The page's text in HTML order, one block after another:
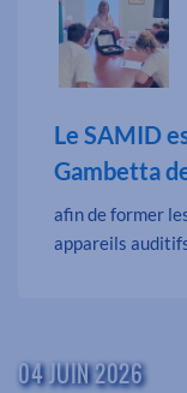
Le SAMID
Gambetta
afin de former
appareils
04 JUIN 2026